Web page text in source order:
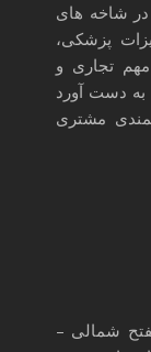
در شاخه های
پزشکی،
تجاری و
به دست آورد
مشتری
شمالی –